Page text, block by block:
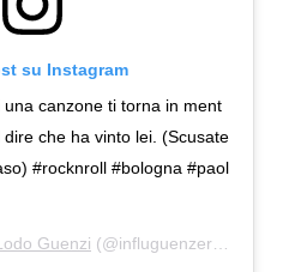
su Instagram
una canzone ti torna in ment
che ha vinto lei. (Scusate
#rocknroll #bologna #paol
Guenzi (@influguenzer) in data: